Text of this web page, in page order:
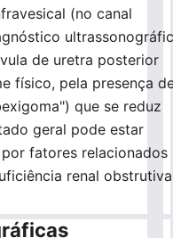
(no canal
de uretra posterior
físico, pela presença
que se reduz
geral pode estar
fatores relacionados
renal